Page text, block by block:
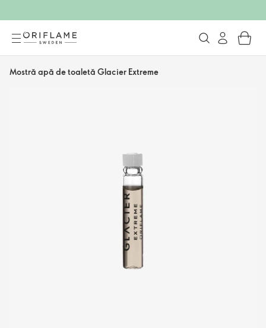
Mostră apă de toaletă Glacier Extreme